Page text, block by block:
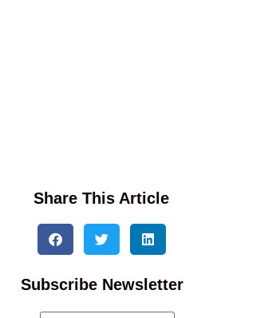
Share This Article
Subscribe Newsletter